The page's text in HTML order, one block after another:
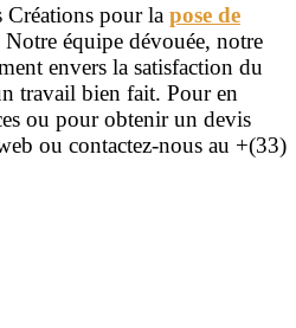
Créations pour la pose de
Notre équipe dévouée, notre
envers la satisfaction du
travail bien fait. Pour en
ou pour obtenir un devis
ou contactez-nous au +(33)